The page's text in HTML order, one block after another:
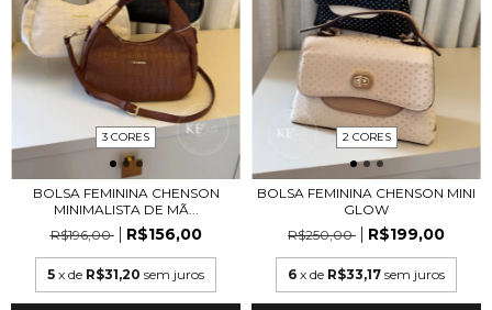
3 CORES
BOLSA FEMININA CHENSON
MINIMALISTA DE MÃ...
R$196,00
R$156,00
5 x de R$31,20 sem juros
2 CORES
BOLSA FEMININA CHENSON MINI
GLOW
R$250,00
R$199,00
6 x de R$33,17 sem juros